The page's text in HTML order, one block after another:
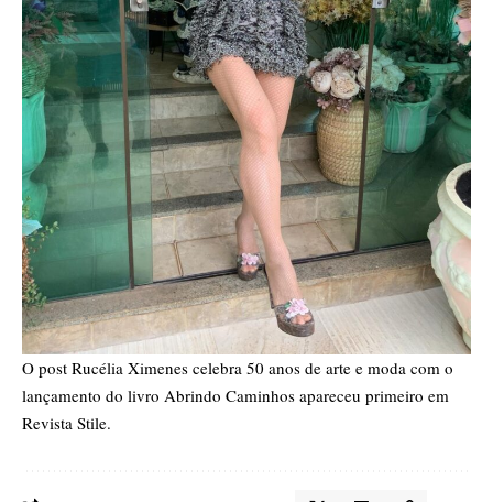
O post Rucélia Ximenes celebra 50 anos de arte e moda com o
lançamento do livro Abrindo Caminhos apareceu primeiro em
Revista Stile.